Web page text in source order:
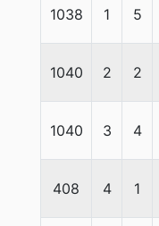
1038 1 5
1040 2 2
1040 3 4
408 4 1